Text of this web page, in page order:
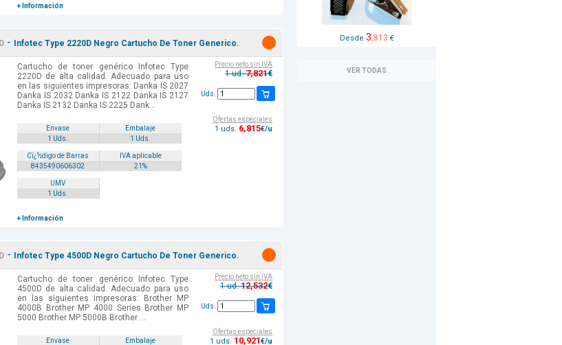
+ Información
- Infotec Type 2220D Negro Cartucho De Toner Generico.
Cartucho de toner genérico Infotec Type
2220D de alta calidad. Adecuado para uso
en las siguientes impresoras: Danka IS 2027
Danka IS 2032 Danka IS 2122 Danka IS 2127
Danka IS 2132 Danka IS 2225 Dank...
Envase
Embalaje
1 Uds.
1 Uds.
Cï¿½digo de Barras
IVA aplicable
8435490606302
21%
UMV
1 Uds.
+ Información
Precio neto sin IVA
1 ud.7,821€
Uds.
Ofertas especiales
1 uds. 6,815€/u
- Infotec Type 4500D Negro Cartucho De Toner Generico.
Cartucho de toner genérico Infotec Type
4500D de alta calidad. Adecuado para uso
en las siguientes impresoras: Brother MP
4000B Brother MP 4000 Series Brother MP
5000 Brother MP 5000B Brother ...
Envase
Embalaje
Precio neto sin IVA
1 ud.12,532€
Uds.
Ofertas especiales
1 uds. 10,921€/u
Desde 3,813 €
VER TODAS